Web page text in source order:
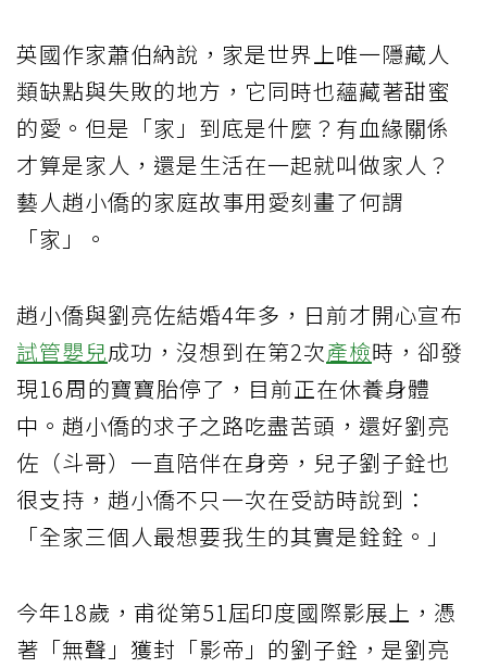
英國作家蕭伯納說，家是世界上唯一隱藏人
類缺點與失敗的地方，它同時也蘊藏著甜蜜
的愛。但是「家」到底是什麼？有血緣關係
才算是家人，還是生活在一起就叫做家人？
藝人趙小僑的家庭故事用愛刻畫了何謂
「家」。
趙小僑與劉亮佐結婚4年多，日前才開心宣布
試管嬰兒成功，沒想到在第2次產檢時，卻發
現16周的寶寶胎停了，目前正在休養身體
中。趙小僑的求子之路吃盡苦頭，還好劉亮
佐（斗哥）一直陪伴在身旁，兒子劉子銓也
很支持，趙小僑不只一次在受訪時說到：
「全家三個人最想要我生的其實是銓銓。」
今年18歲，甫從第51屆印度國際影展上，憑
著「無聲」獲封「影帝」的劉子銓，是劉亮